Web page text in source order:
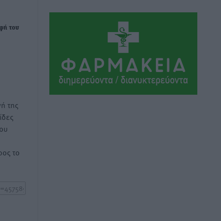
του
της
το
Συνελήφθη 37χρονη στη Ρόδο γιατί
είχε αφήσει τα τρία ανήλικα παιδιά της
χωρίς επιτήρηση
Τοπικές Ειδήσεις πριν 16 ώρες
Σταυρός Καλυθιών: Απέκτησε την